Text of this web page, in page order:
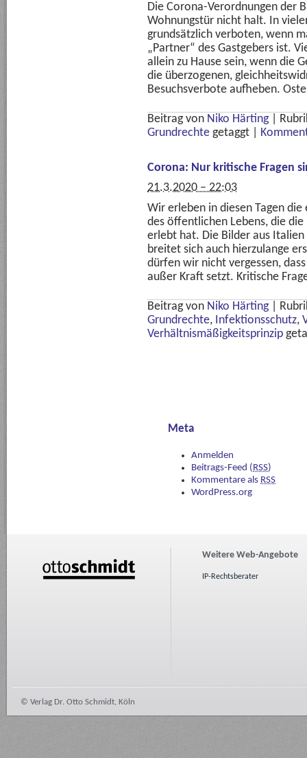
Die Corona-Verordnungen der
Wohnungstür nicht halt. In
grundsätzlich verboten, wenn
„Partner“ des Gastgebers ist.
allein zu Hause sein, wenn die
die überzogenen,
Besuchsverbote aufheben.
Beitrag von Niko Härting
Grundrechte getaggt
Corona: Nur kritische Fragen
21.3.2020 – 22:03
Wir erleben in diesen Tagen
des öffentlichen Lebens, die
erlebt hat. Die Bilder aus
breitet sich auch hierzulange
dürfen wir nicht vergessen,
außer Kraft setzt. Kritische
Beitrag von Niko Härting
Grundrechte, Infektionsschutz,
Verhältnismäßigkeitsprinzip
Meta
Anmelden
Beitrags-Feed (RSS)
Kommentare als RSS
WordPress.org
Weitere Web-Angebote
IP-Rechtsberater
© Verlag Dr. Otto Schmidt, Köln